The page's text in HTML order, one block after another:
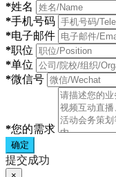
*姓名
*手机号码
*电子邮件
*职位
*单位
*微信号
*您的需求
确定
提交成功